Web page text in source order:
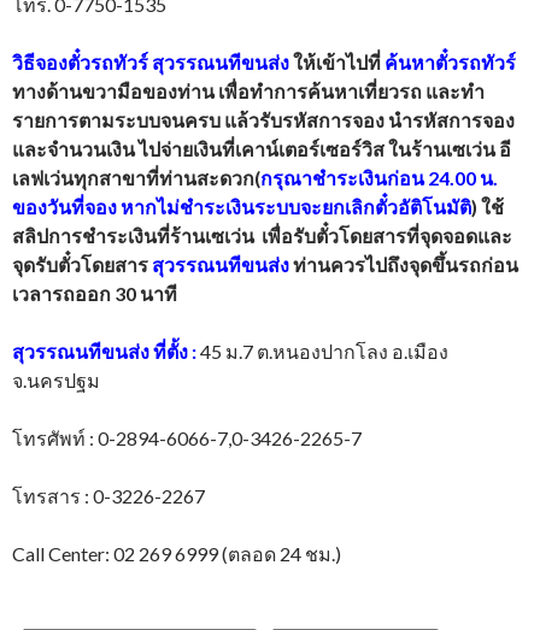
วิธีจองตั๋วรถทัวร์ สุวรรณนทีขนส่งให้เข้าไปที่ ค้นหาตั๋วรถทัวร์
ทางด้านขวามือของท่าน เพื่อทำการค้นหาเที่ยวรถ และทำ
รายการตามระบบจนครบ แล้วรับรหัสการจอง นำรหัสการจอง
และจำนวนเงิน ไปจ่ายเงินที่เคาน์เตอร์เซอร์วิส ในร้านเซเว่น อี
เลฟเว่นทุกสาขาที่ท่านสะดวก(กรุณาชำระเงินก่อน 24.00 น.
ของวันที่จอง หากไม่ชำระเงินระบบจะยกเลิกตั๋วอัติโนมัติ) ใช้
สลิปการชำระเงินที่ร้านเซเว่น เพื่อรับตั๋วโดยสารที่จุดจอดและ
จุดรับตั๋วโดยสาร สุวรรณนทีขนส่งท่านควรไปถึงจุดขึ้นรถก่อน
เวลารถออก 30 นาที
สุวรรณนทีขนส่งที่ตั้ง :45 ม.7 ต.หนองปากโลง อ.เมือง
จ.นครปฐม
โทรศัพท์ : 0-2894-6066-7,0-3426-2265-7
โทรสาร : 0-3226-2267
Call Center: 02 269 6999 (ตลอด 24 ชม.)